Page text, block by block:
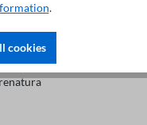
.
cookies